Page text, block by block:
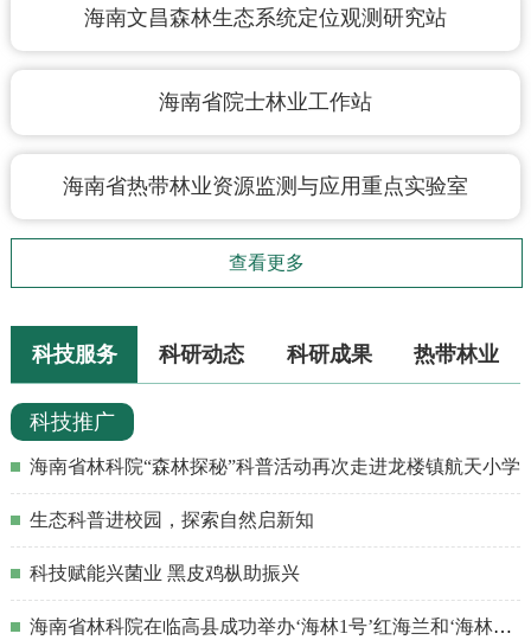
海南文昌森林生态系统定位观测研究站
海南省院士林业工作站
海南省热带林业资源监测与应用重点实验室
查看更多
科技服务 科研动态 科研成果 热带林业
科技推广
海南省林科院“森林探秘”科普活动再次走进龙楼镇航天小学
生态科普进校园，探索自然启新知
科技赋能兴菌业 黑皮鸡枞助振兴
海南省林科院在临高县成功举办‘海林1号’红海兰和‘海林1号’秋茄林木良种繁育与示范种植技术培训班